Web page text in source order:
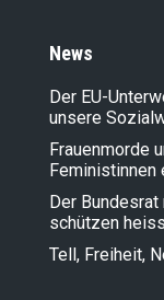
News
Der EU-
unsere
Frauenmorde
Feministinnen
Der
schützen
Tell, Freiheit,